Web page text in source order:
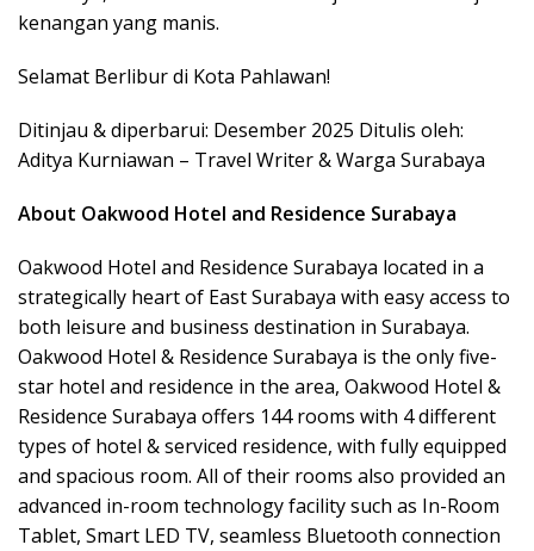
kenangan yang manis.
Selamat Berlibur di Kota Pahlawan!
Ditinjau & diperbarui: Desember 2025 Ditulis oleh:
Aditya Kurniawan – Travel Writer & Warga Surabaya
About Oakwood Hotel and Residence Surabaya
Oakwood Hotel and Residence Surabaya located in a
strategically heart of East Surabaya with easy access to
both leisure and business destination in Surabaya.
Oakwood Hotel & Residence Surabaya is the only five-
star hotel and residence in the area, Oakwood Hotel &
Residence Surabaya offers 144 rooms with 4 different
types of hotel & serviced residence, with fully equipped
and spacious room. All of their rooms also provided an
advanced in-room technology facility such as In-Room
Tablet, Smart LED TV, seamless Bluetooth connection